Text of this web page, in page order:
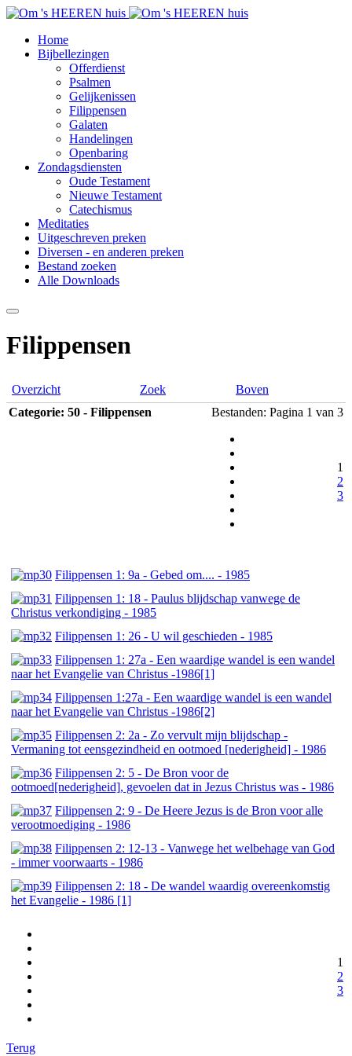
Home
Bijbellezingen
Offerdienst
Psalmen
Gelijkenissen
Filippensen
Galaten
Handelingen
Openbaring
Zondagsdiensten
Oude Testament
Nieuwe Testament
Catechismus
Meditaties
Uitgeschreven preken
Diversen - en anderen preken
Bestand zoeken
Alle Downloads
Filippensen
Overzicht Zoek
Boven
Categorie: 50 - Filippensen
Bestanden: Pagina 1 van 3
1
2
3
Filippensen 1: 9a - Gebed om.... - 1985
Filippensen 1: 18 - Paulus blijdschap vanwege de
Christus verkondiging - 1985
Filippensen 1: 26 - U wil geschieden - 1985
Filippensen 1: 27a - Een waardige wandel is een wandel
naar het Evangelie van Christus -1986[1]
Filippensen 1:27a - Een waardige wandel is een wandel
naar het Evangelie van Christus -1986[2]
Filippensen 2: 2a - Zo vervult mijn blijdschap -
Vermaning tot eensgezindheid en ootmoed [nederigheid] - 1986
Filippensen 2: 5 - De Bron voor de
ootmoed[nederigheid], gevoelen dat in Jezus Christus was - 1986
Filippensen 2: 9 - De Heere Jezus is de Bron voor alle
verootmoediging - 1986
Filippensen 2: 12-13 - Vanwege het welbehage van God
- immer voorwaarts - 1986
Filippensen 2: 18 - De wandel waardig overeenkomstig
het Evangelie - 1986 [1]
1
2
3
Terug